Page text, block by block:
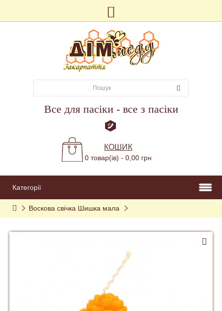
Все для пасіки - все з пасіки
КОШИК
0 товар(ів) - 0,00 грн
Категорії
Воскова свічка Шишка мала